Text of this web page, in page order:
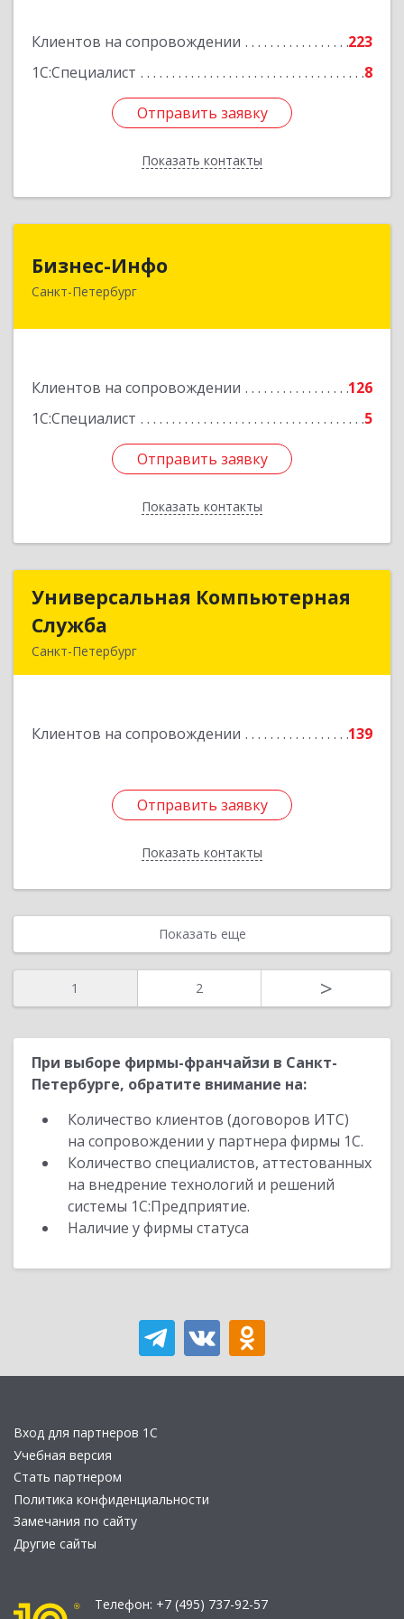
Клиентов на сопровождении
223
1С:Специалист
8
Отправить заявку
Показать контакты
Отправить заявку
Назад
Бизнес-Инфо
Санкт-Петербург
Клиентов на сопровождении
126
1С:Специалист
5
Отправить заявку
Показать контакты
191119, Санкт-Петербург г, Константина
Подробнее
Отправить заявку
Назад
Универсальная Компьютерная
Служба
Санкт-Петербург
Клиентов на сопровождении 139
Отправить заявку
Показать контакты
Универсальная Компьютерная
Подробнее
Отправить заявку
Назад
Показать еще
1 2 >
При выборе фирмы-франчайзи в Санкт-
Петербурге, обратите внимание на:
Количество клиентов (договоров ИТС)
на сопровождении у партнера фирмы 1С.
Количество специалистов, аттестованных
на внедрение технологий и решений
системы 1С:Предприятие.
Наличие у фирмы статуса
Вход для партнеров 1С
Учебная версия
Стать партнером
Политика конфиденциальности
Замечания по сайту
Другие сайты
Телефон: +7 (495) 737-92-57